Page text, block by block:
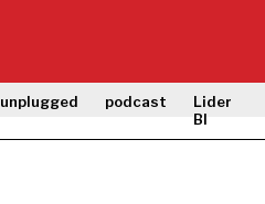
unplugged podcast
Lider
BI